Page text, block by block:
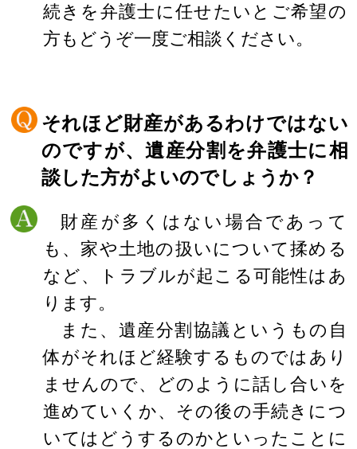
続きを弁護士に任せたいとご希望の
方もどうぞ一度ご相談ください。
それほど財産があるわけではない
のですが、遺産分割を弁護士に相
談した方がよいのでしょうか？
財産が多くはない場合であって
も、家や土地の扱いについて揉める
など、トラブルが起こる可能性はあ
ります。
また、遺産分割協議というもの自
体がそれほど経験するものではあり
ませんので、どのように話し合いを
進めていくか、その後の手続きにつ
いてはどうするのかといったことに